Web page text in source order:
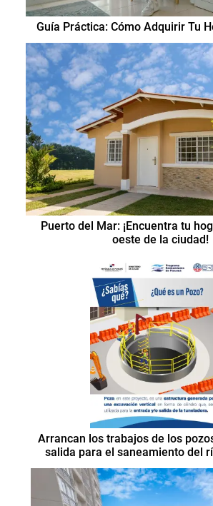
Guía Práctica: Cómo Adquirir Tu
Puerto del Mar: ¡Encuentra tu
oeste de la ciudad!
Arrancan los trabajos de los
salida para el saneamiento del